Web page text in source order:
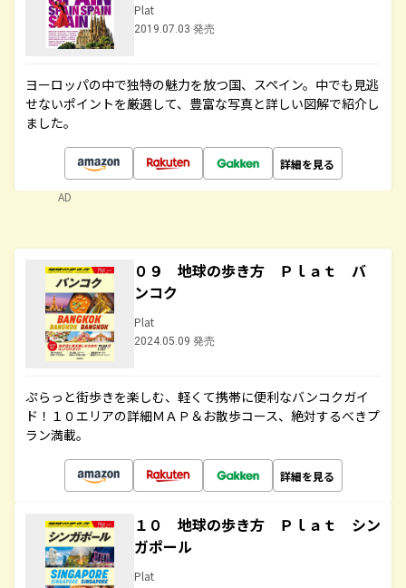
Plat
2019.07.03 発売
ヨーロッパの中で独特の魅力を放つ国、スペイン。中でも見逃
せないポイントを厳選して、豊富な写真と詳しい図解で紹介し
ました。
詳細を見る
AD
０９ 地球の歩き方 Ｐｌａｔ バ
ンコク
Plat
2024.05.09 発売
ぷらっと街歩きを楽しむ、軽くて携帯に便利なバンコクガイ
ド！１０エリアの詳細ＭＡＰ＆お散歩コース、絶対するべきプ
ラン満載。
詳細を見る
１０ 地球の歩き方 Ｐｌａｔ シン
ガポール
Plat